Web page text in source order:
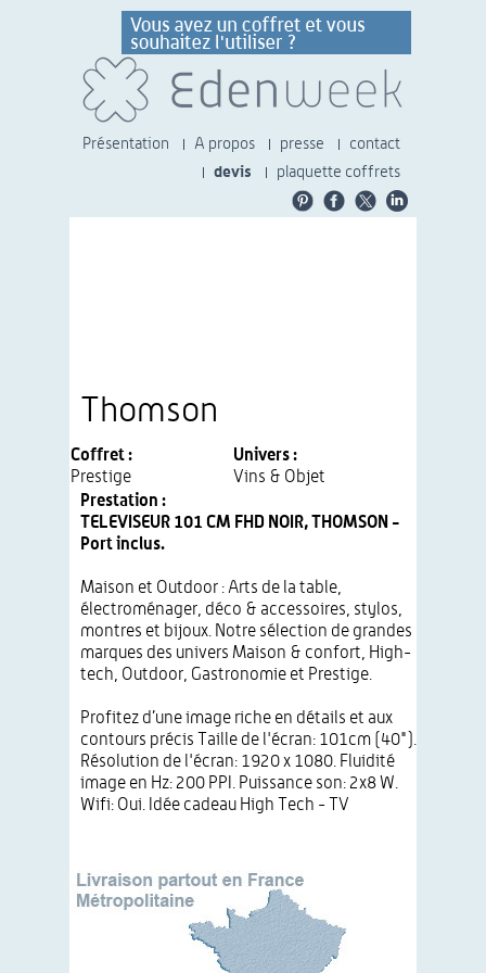
Présentation A propos presse
contact
devis
plaquette coffrets
Thomson
Coffret :
Prestige
Univers :
Vins & Objet
Prestation :
TELEVISEUR 101 CM FHD NOIR, THOMSON -
Port inclus.
Maison et Outdoor : Arts de la table,
électroménager, déco & accessoires, stylos,
montres et bijoux. Notre sélection de grandes
marques des univers Maison & confort, High-
tech, Outdoor, Gastronomie et Prestige.
Profitez d’une image riche en détails et aux
contours précis Taille de l'écran: 101cm (40").
Résolution de l'écran: 1920 x 1080. Fluidité
image en Hz: 200 PPI. Puissance son: 2x8 W.
Wifi: Oui. Idée cadeau High Tech - TV